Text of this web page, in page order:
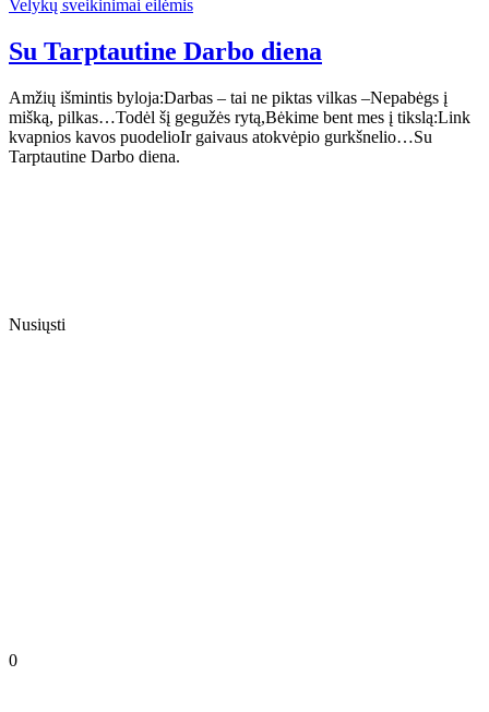
Velykų sveikinimai eilėmis
Su Tarptautine Darbo diena
Amžių išmintis byloja:Darbas – tai ne piktas vilkas –Nepabėgs į
mišką, pilkas…Todėl šį gegužės rytą,Bėkime bent mes į tikslą:Link
kvapnios kavos puodelioIr gaivaus atokvėpio gurkšnelio…Su
Tarptautine Darbo diena.
Nusiųsti
0